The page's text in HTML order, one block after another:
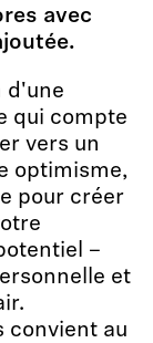
avec
d'une
qui compte
vers un
optimisme,
pour créer
–
et
convient au